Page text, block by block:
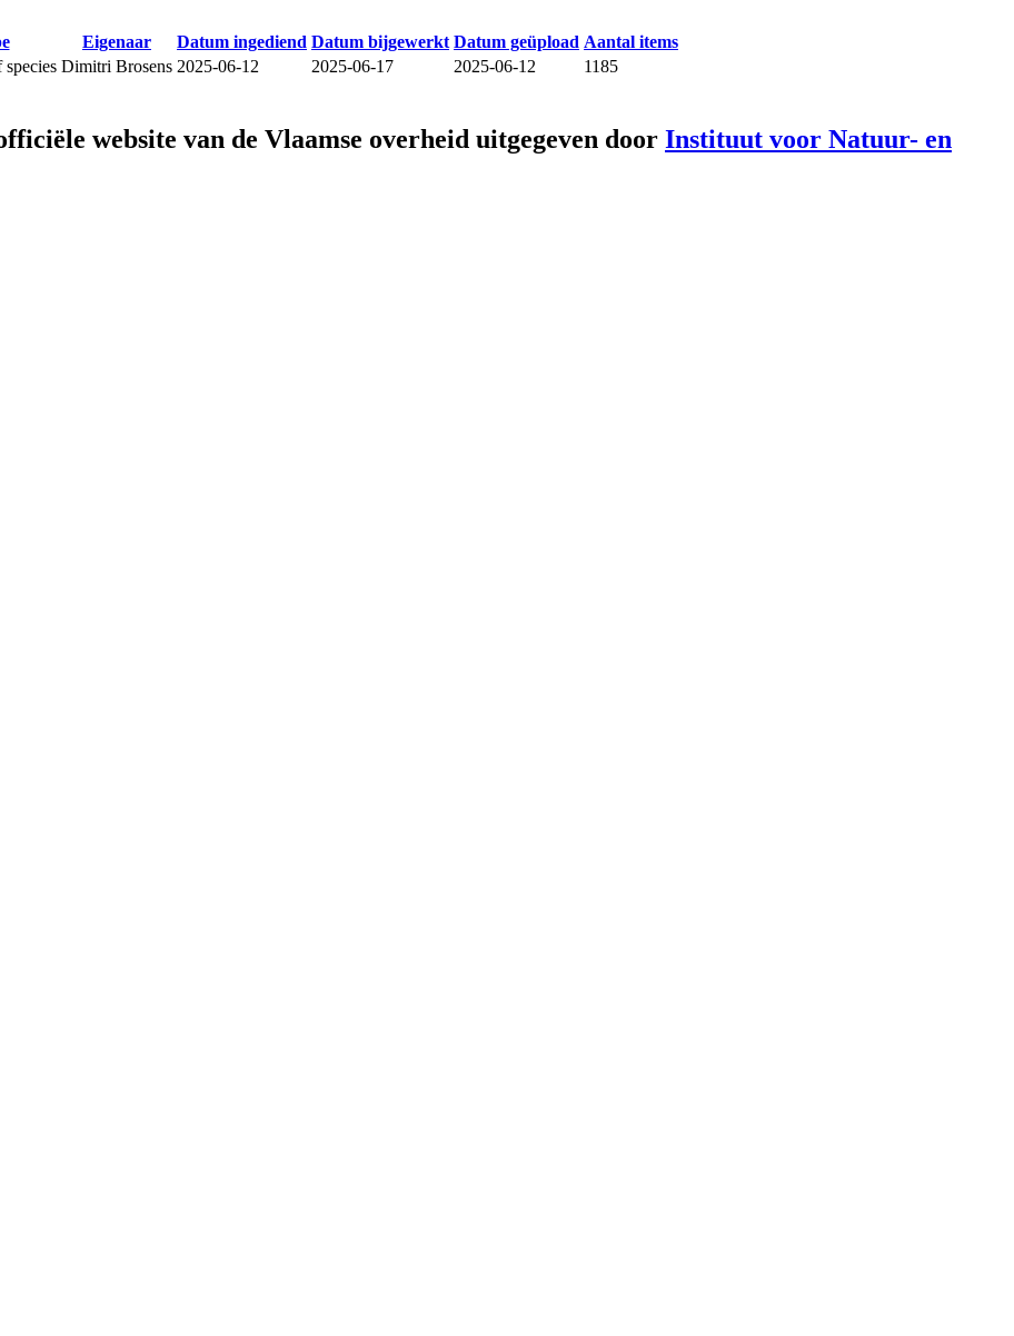
Eigenaar Datum ingediend Datum bijgewerkt Datum geüpload Aantal items
species Dimitri Brosens 2025-06-12 2025-06-17 2025-06-12 1185
website van de Vlaamse overheid uitgegeven door Instituut voor Natuur- en